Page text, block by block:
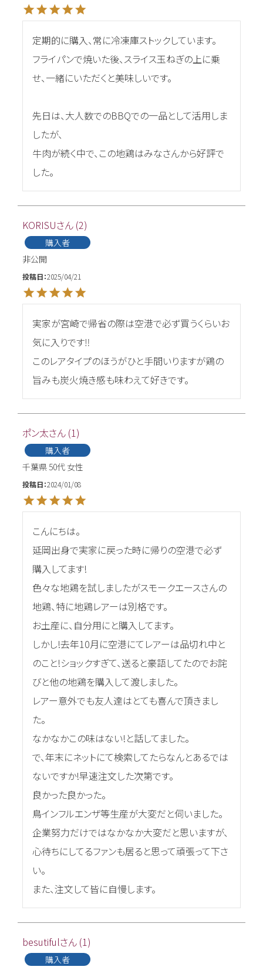
定期的に購入、常に冷凍庫ストックしています。
フライパンで焼いた後、スライス玉ねぎの上に乗
せ、一緒にいただくと美味しいです。
先日は、大人数でのBBQでの一品として活用しま
したが、
牛肉が続く中で、この地鶏はみなさんから好評で
した。
KORISU 2
購入者
非公開
投稿日 2025/04/21
実家が宮崎で帰省の際は空港で必ず買うくらいお
気に入りです‼︎
このレアタイプのほうがひと手間いりますが鶏の
旨みも炭火焼き感も味わえて好きです。
ポン太 1
購入者
千葉県50代 女性
投稿日 2024/01/08
こんにちは。
延岡出身で実家に戻った時に帰りの空港で必ず
購入してます!
色々な地鶏を試しましたがスモークエースさんの
地鶏、特に地鶏レアーは別格です。
お土産に、自分用にと購入してます。
しかし!去年10月に空港にてレアーは品切れ中と
のこと!ショックすぎて、送ると豪語してたのでお詫
びと他の地鶏を購入して渡しました。
レアー意外でも友人達はとても喜んで頂きまし
た。
なかなかこの味はない!と話してました。
で、年末にネットにて検索してたらなんとあるでは
ないですか!早速注文した次第です。
良かった良かった。
鳥インフルエンザ等生産が大変だと伺いました。
企業努力だけではなかなか大変だと思いますが、
心待ちにしてるファンも居ると思って頑張って下さ
い。
besutiful 1
購入者